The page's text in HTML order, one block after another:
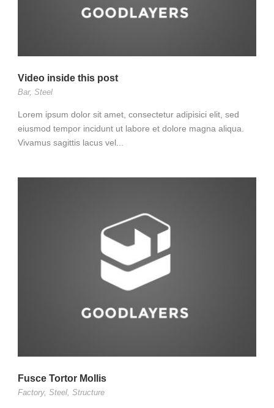
Video inside this post
Bar, Steel
Lorem ipsum dolor sit amet, consectetur adipisici elit, sed
eiusmod tempor incidunt ut labore et dolore magna aliqua.
Vivamus sagittis lacus vel...
Fusce Tortor Mollis
Factory, Steel Structure